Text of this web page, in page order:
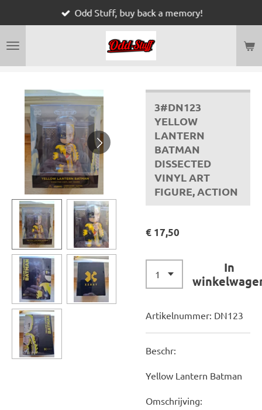
naar
Odd Stuff, buy back a memory!
3#DN123
YELLOW
LANTERN
BATMAN
DISSECTED
VINYL ART
FIGURE, ACTION
€ 17,50
In
Artikelnummer: DN123
Beschr:
Yellow Lantern Batman
Omschrijving: